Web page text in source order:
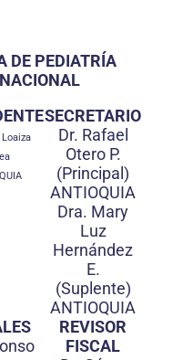
DE PEDIATRÍA
Loaiza
SECRETARIO
Dr. Rafael
Otero P.
(Principal)
ANTIOQUIA
Dra. Mary
Luz
Hernández
E.
(Suplente)
ANTIOQUIA
REVISOR
FISCAL